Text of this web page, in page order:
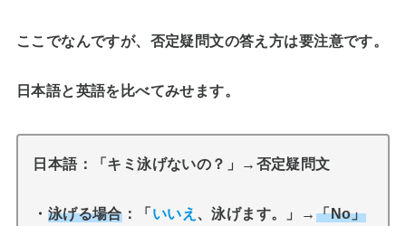
ここでなんですが、否定疑問文の答え方は要注意です。
日本語と英語を比べてみせます。
日本語：「キミ泳げないの？」→否定疑問文
・ 泳げる場合：「いいえ 、泳げます。」→ 「No」